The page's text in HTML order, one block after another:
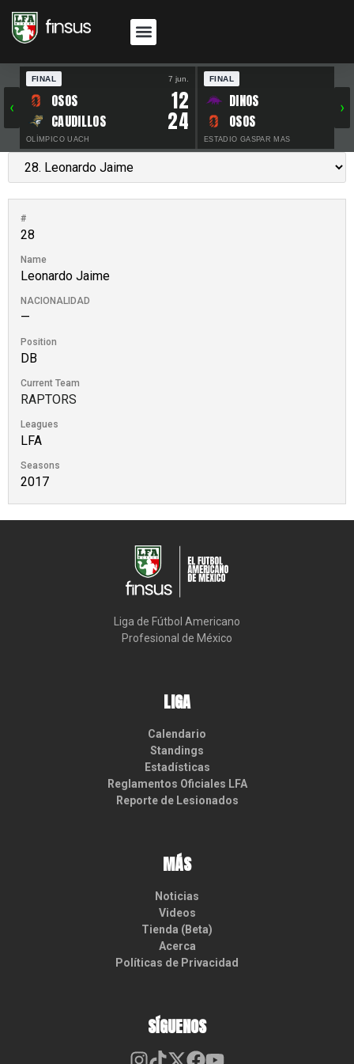
‹
FINAL 7 jun.
OSOS 12
CAUDILLOS 24
OLÍMPICO UACH
FINAL
DINOS
OSOS
ESTADIO GASPAR MAS
›
#
28
Name
Leonardo Jaime
NACIONALIDAD
—
Position
DB
Current Team
RAPTORS
Leagues
LFA
Seasons
2017
Liga de Fútbol Americano
Profesional de México
LIGA
Calendario
Standings
Estadísticas
Reglamentos Oficiales LFA
Reporte de Lesionados
MÁS
Noticias
Videos
Tienda (Beta)
Acerca
Políticas de Privacidad
SÍGUENOS